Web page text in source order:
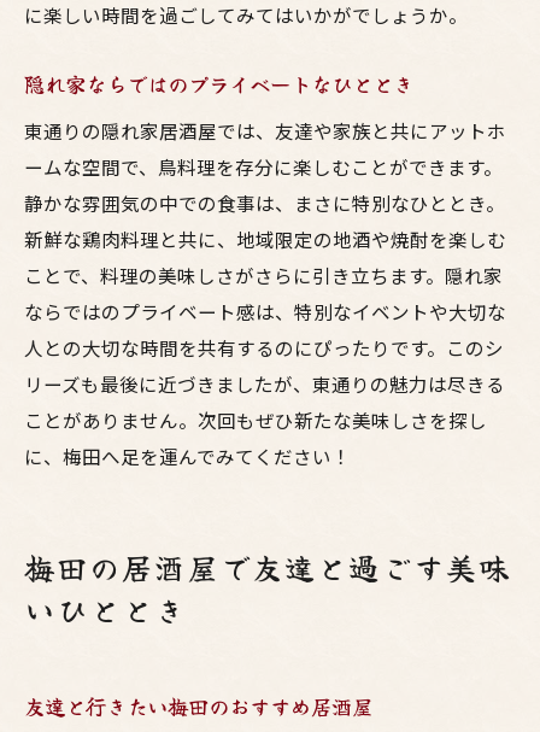
に楽しい時間を過ごしてみてはいかがでしょうか。
隠れ家ならではのプライベートなひととき
東通りの隠れ家居酒屋では、友達や家族と共にアットホ
ームな空間で、鳥料理を存分に楽しむことができます。
静かな雰囲気の中での食事は、まさに特別なひととき。
新鮮な鶏肉料理と共に、地域限定の地酒や焼酎を楽しむ
ことで、料理の美味しさがさらに引き立ちます。隠れ家
ならではのプライベート感は、特別なイベントや大切な
人との大切な時間を共有するのにぴったりです。このシ
リーズも最後に近づきましたが、東通りの魅力は尽きる
ことがありません。次回もぜひ新たな美味しさを探し
に、梅田へ足を運んでみてください！
梅田の居酒屋で友達と過ごす美味
いひととき
友達と行きたい梅田のおすすめ居酒屋